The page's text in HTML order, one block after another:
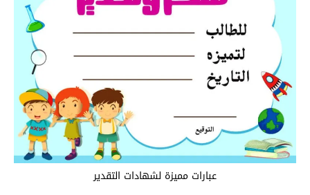
عبارات مميزة لشهادات التقدير